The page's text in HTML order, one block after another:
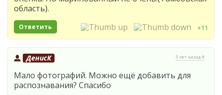
область).
Ответить +11
ДенисК 9 лет назад #
Мало фотографий. Можно ещё добавить для
распознавания? Спасибо